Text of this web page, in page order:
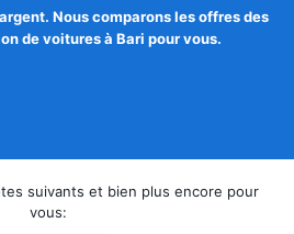
Nous comparons les offres des
de voitures à Bari pour vous.
suivants et bien plus encore pour
vous: